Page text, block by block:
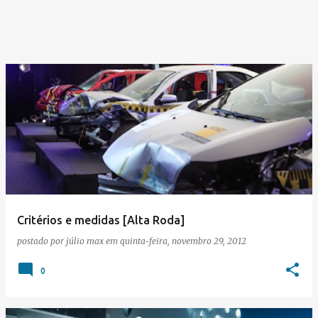
Critérios e medidas [Alta Roda]
postado por júlio max em quinta-feira, novembro 29, 2012
0